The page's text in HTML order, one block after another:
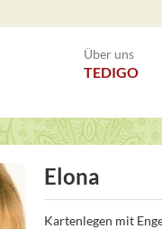
Über uns
TEDIGO
Elona
Kartenlegen mit